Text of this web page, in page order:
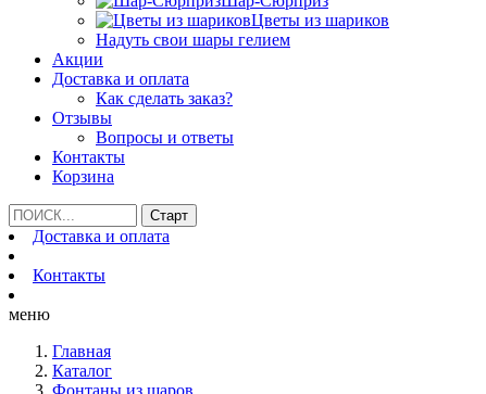
Цветы из шариков
Надуть свои шары гелием
Акции
Доставка и оплата
Как сделать заказ?
Отзывы
Вопросы и ответы
Контакты
Корзина
Доставка и оплата
Контакты
меню
Главная
Каталог
Фонтаны из шаров